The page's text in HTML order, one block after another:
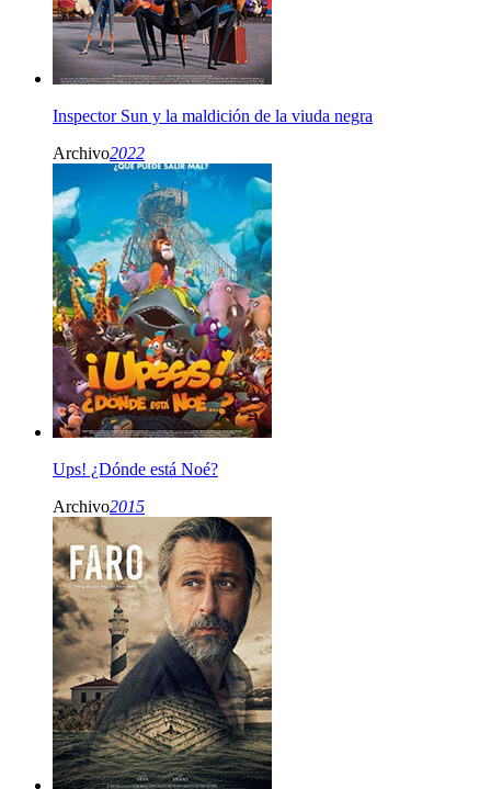
Inspector Sun y la maldición de la viuda negra
Archivo2022
Ups! ¿Dónde está Noé?
Archivo2015